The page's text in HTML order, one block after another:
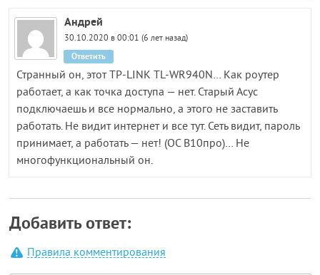
Андрей
30.10.2020 в 00:01 (6 лет назад)
Странный он, этот TP-LINK TL-WR940N… Как роутер
работает, а как точка доступа — нет. Старый Асус
подключаешь и все нормально, а этого не заставить
работать. Не видит интернет и все тут. Сеть видит, пароль
принимает, а работать — нет! (ОС В10про)… Не
многофункциональный он.
Ответить
Добавить ответ:
Правила комментирования